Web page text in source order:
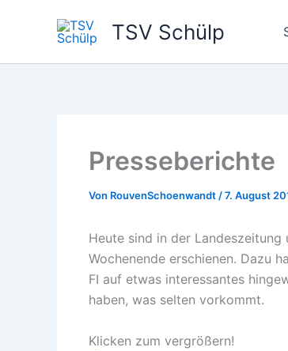
TSV Schülp
Presseberichte
Von RouvenSchoenwandt /7. August
Heute sind in der
Wochenende erschienen. Dazu
FI auf etwas interessantes
haben, was selten vorkommt.
Klicken zum vergrößern!